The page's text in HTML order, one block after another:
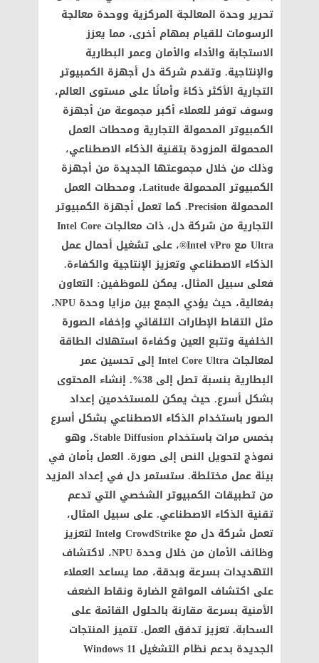
تحرير وحدة المعالجة المركزية ووحدة معالجة
الرسومات للقيام بمهام أخرى، مما يعزز
الاستجابة والأداء والأمان وعمر البطارية
والإنتاجية. وتقدم شركة دل أجهزة الكمبيوتر
التجارية الأكثر ذكاءً وأمانًا على مستوى العالم،
وسوف توفر للعملاء أكبر مجموعة من أجهزة
الكمبيوتر المحمولة التجارية ومحطات العمل
المحمولة المزودة بتقنية الذكاء الاصطناعي،
وذلك من خلال مجموعتها الجديدة من أجهزة
الكمبيوتر المحمولة Latitude، ومحطات العمل
المحمولة Precision. كما تعمل أجهزة الكمبيوتر
التجارية من شركة دل، ذات معالجات Intel Core
Ultra مع Intel vPro®، على تشغيل أحمال عمل
الذكاء الاصطناعي وتعزيز الإنتاجية والكفاءة.
فعلى سبيل المثال، يمكن للموظفين: التعاون
بفعالية، حيث يؤدي الجمع بين مزايا وحدة NPU،
مثل التقاط الإطارات التلقائي وإخفاء الصورة
الخلفية وتتبع العين وكفاءة استهلاك الطاقة
لمعالجات Intel Core Ultra إلى تحسين عمر
البطارية بنسبة تصل إلى 38%. إنشاء المحتوى
بشكل أسرع. حيث يمكن للمستخدمين إعداد
الصور باستخدام الذكاء الاصطناعي بشكل أسرع
بخمس مرات باستخدام Stable Diffusion، وهو
نموذج لتحويل النص إلى صورة. العمل بأمان في
بيئة عمل مختلطة. ستستمر دل في إعداد المزيد
من تطبيقات الكمبيوتر الشخصي التي تدعم
تقنية الذكاء الاصطناعي. على سبيل المثال،
تعمل شركة دل مع CrowdStrike وIntel لتعزيز
وظائف الأمان من خلال وحدة NPU، لاكتشاف
التهديدات بسرعة وبدقة، مما يساعد العملاء
على اكتشاف المواقع الضارة ونقاط الضعف
الأمنية بسرعة مقارنة بالحلول القائمة على
السحابة. تعزيز تدفق العمل. تتميز المنتجات
الجديدة بدعم نظام التشغيل Windows 11